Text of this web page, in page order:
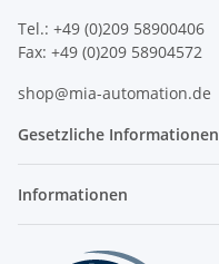
Tel.: +49 (0)209 58900406
Fax: +49 (0)209 58904572
shop@mia-automation.de
Gesetzliche Informationen
Informationen